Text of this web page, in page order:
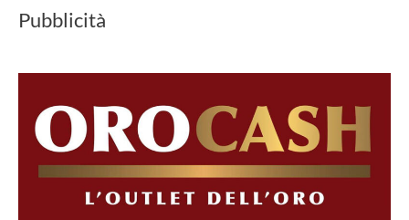
è
Juve
Stabia
Pubblicità